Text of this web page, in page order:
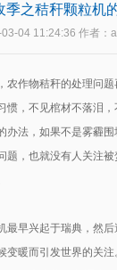
季之秸秆颗粒机
04 11:24:36 作者：
农作物秸秆的处理问
惯，不见棺材不落泪
办法，如果不是雾霾
题，也就没有人关注
最早兴起于瑞典，然
变暖而引发世界的关